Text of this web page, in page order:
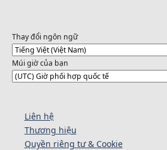
Thay đổi ngôn ngữ
Múi giờ của bạn
Liên hệ
Thương hiệu
Quyền riêng tư & Cookie